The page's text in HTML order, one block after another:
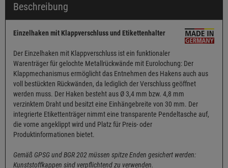
Beschreibung
Einzelhaken mit Klappverschluss und Etikettenhalter
Der Einzelhaken mit Klappverschluss ist ein funktionaler
Warenträger für gelochte Metallrückwände mit Eurolochung: Der
Klappmechanismus ermöglicht das Entnehmen des Hakens auch aus
voll bestückten Rückwänden, da lediglich der Verschluss geöffnet
werden muss. Der Haken besteht aus Ø 3,4 mm bzw. 4,8 mm
verzinktem Draht und besitzt eine Einhängebreite von 30 mm. Der
integrierte Etikettenträger nimmt eine transparente Pendeltasche auf,
die vorne angeklippt wird und Platz für Preis- oder
Produktinformationen bietet.
Gemäß GPSG und BGR 202 müssen spitze Enden gesichert werden:
Kunststoffkappen sind verpflichtend zu verwenden.